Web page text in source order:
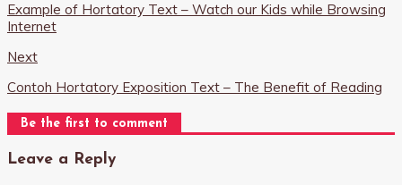
Example of Hortatory Text – Watch our Kids while Browsing
Internet
Next
Contoh Hortatory Exposition Text – The Benefit of Reading
Be the first to comment
Leave a Reply